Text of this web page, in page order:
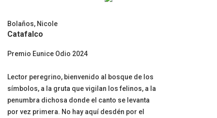
Bolaños, Nicole
Catafalco
Premio Eunice Odio 2024
Lector peregrino, bienvenido al bosque de los
símbolos, a la gruta que vigilan los felinos, a la
penumbra dichosa donde el canto se levanta
por vez primera. No hay aquí desdén por el